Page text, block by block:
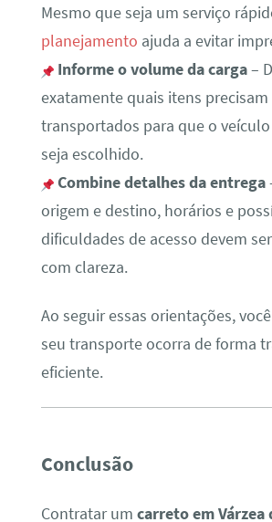
Mesmo que seja um serviço
planejamento ajuda a evitar
Informe o volume da carga–
exatamente quais itens precisam
transportados para que o
seja escolhido.
Combine detalhes da entrega
origem e destino, horários e
dificuldades de acesso devem
com clareza.
Ao seguir essas orientações,
seu transporte ocorra de forma
eficiente.
Conclusão
Contratar um carreto em Várzea